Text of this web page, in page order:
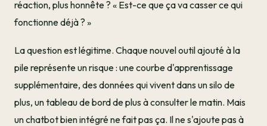
réaction, plus honnête ? « Est-ce que ça va casser ce qui
fonctionne déjà ? »
La question est légitime. Chaque nouvel outil ajouté à la
pile représente un risque : une courbe d'apprentissage
supplémentaire, des données qui vivent dans un silo de
plus, un tableau de bord de plus à consulter le matin. Mais
un chatbot bien intégré ne fait pas ça. Il ne s'ajoute pas à